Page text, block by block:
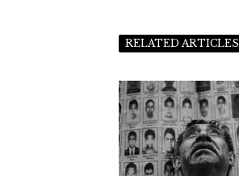
RELATED ARTICLES